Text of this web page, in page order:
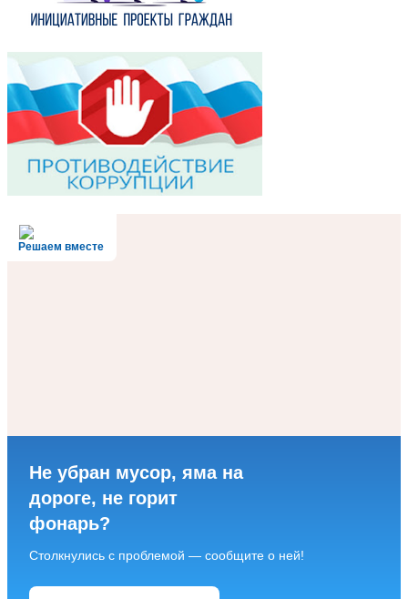
Решаем вместе
Не убран мусор, яма на
дороге, не горит
фонарь?
Столкнулись с проблемой — сообщите о ней!